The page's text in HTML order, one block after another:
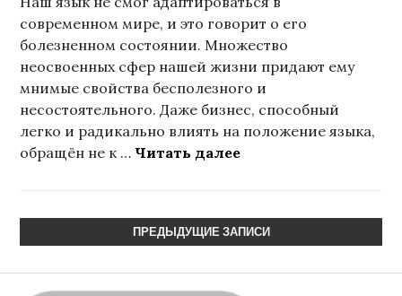
современном мире, и это говорит о его
болезненном состоянии. Множество
неосвоенных сфер нашей жизни придают ему
мнимые свойства бесполезного и
несостоятельного. Даже бизнес, способный
легко и радикально влиять на положение языка,
обращён не к … Читать далееЯзык бизнеса
ПРЕДЫДУЩИЕ ЗАПИСИ